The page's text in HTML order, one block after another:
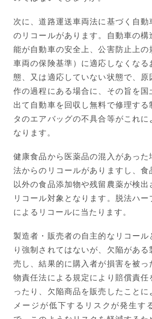
次に、道路運送車両法に基づく自動
のリコールがあります。自動車の構
能が自動車の安全上、公害防止上の
車両の保険基準）に適応しなくなる
態、又は適応していない状態で、原
作の過程にある場合に、その旨を国
出て自動車を回収し無料で修理する
タのエアバッグの不具合等がこれに
なります。
健康食品から医薬品の混入があった
法からのリコールがありますし、食
以外の食品添加物や残留農薬が検出
リコール対象となります。脱法ハー
によるリコールに当たります。
製造者・販売者の自主的なリコール
り強制されてはないが、欠陥がある
売し、結果的に購入者が損害を被っ
物責任法による規定により賠償責任
ったり、欠陥商品を販売したことに
メージが低下するリスクが発生す